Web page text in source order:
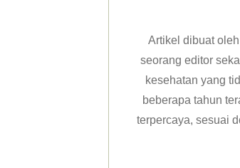
Artikel dibuat
seorang editor
kesehatan yang
beberapa tahun
terpercaya, sesuai